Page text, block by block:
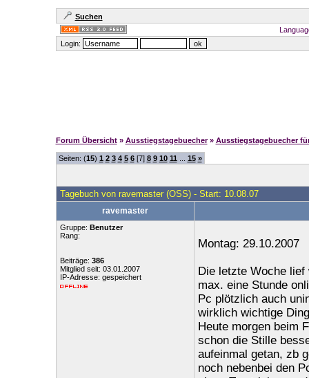
Suchen
Login:
Forum Übersicht » Ausstiegstagebuecher » Ausstiegstagebuecher
Seiten: (15) 1 2 3 4 5 6[7] 8 9 10 11 15 »
Tagebuch von ravemaster (OSS) - Start: 10.08.07
ravemaster
Gruppe: Benutzer
Rang:
Beiträge: 386
Mitglied seit: 03.01.2007
IP-Adresse: gespeichert
Montag: 29.10.2007
Die letzte Woche
max. eine Stunde
Pc plötzlich auch
wirklich wichtige
Heute morgen beim
schon die Stille
aufeinmal getan, zb
noch nebenbei den